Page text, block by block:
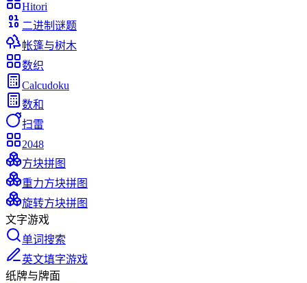
Hitori
二进制谜题
帐篷与树木
数织
Calcudoku
数和
扫雷
2048
方块拼图
重力方块拼图
旋转方块拼图
文字游戏
单词搜索
英文填字游戏
纸牌与牌面